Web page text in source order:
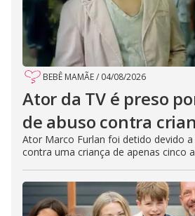
BEBÊ MAMÃE/ 04/08/2026
Ator da TV é preso
de abuso contra
Ator Marco Furlan foi detido devido
contra uma criança de apenas cinco